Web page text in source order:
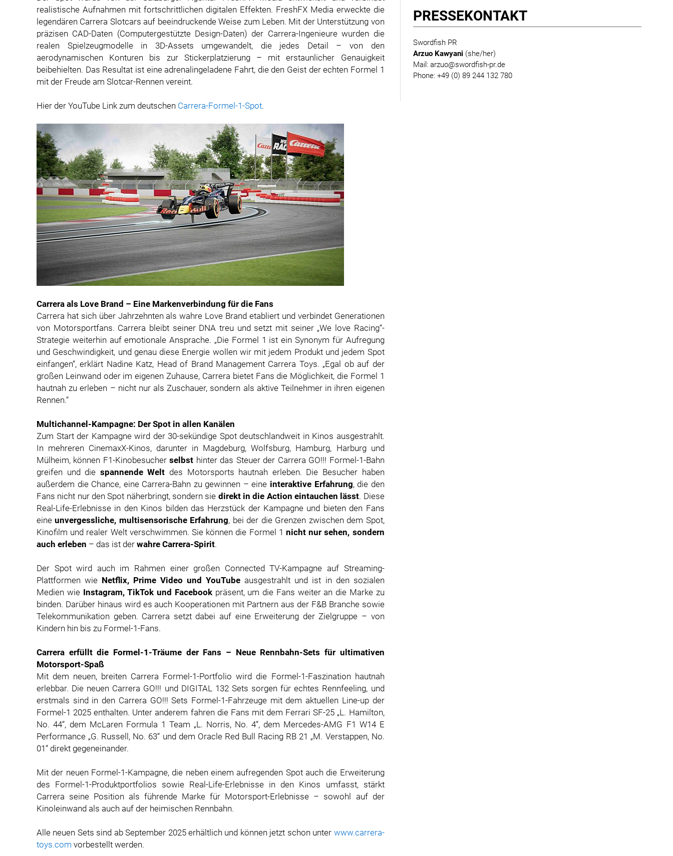
realistische Aufnahmen mit fortschrittlichen digitalen Effekten. FreshFX Media erweckte die
legendären Carrera Slotcars auf beeindruckende Weise zum Leben. Mit der Unterstützung von
präzisen CAD-Daten (Computergestützte Design-Daten) der Carrera-Ingenieure wurden die
realen Spielzeugmodelle in 3D-Assets umgewandelt, die jedes Detail – von den
aerodynamischen Konturen bis zur Stickerplatzierung – mit erstaunlicher Genauigkeit
beibehielten. Das Resultat ist eine adrenalingeladene Fahrt, die den Geist der echten Formel 1
mit der Freude am Slotcar-Rennen vereint.
Hier der YouTube Link zum deutschen Carrera-Formel-1-Spot.
Carrera als Love Brand – Eine Markenverbindung für die Fans
Carrera hat sich über Jahrzehnten als wahre Love Brand etabliert und verbindet Generationen
von Motorsportfans. Carrera bleibt seiner DNA treu und setzt mit seiner „We love Racing“-
Strategie weiterhin auf emotionale Ansprache. „Die Formel 1 ist ein Synonym für Aufregung
und Geschwindigkeit, und genau diese Energie wollen wir mit jedem Produkt und jedem Spot
einfangen“, erklärt Nadine Katz, Head of Brand Management Carrera Toys. „Egal ob auf der
großen Leinwand oder im eigenen Zuhause, Carrera bietet Fans die Möglichkeit, die Formel 1
hautnah zu erleben – nicht nur als Zuschauer, sondern als aktive Teilnehmer in ihren eigenen
Rennen.“
Multichannel-Kampagne: Der Spot in allen Kanälen
Zum Start der Kampagne wird der 30-sekündige Spot deutschlandweit in Kinos ausgestrahlt.
In mehreren CinemaxX-Kinos, darunter in Magdeburg, Wolfsburg, Hamburg, Harburg und
Mülheim, können F1-Kinobesucherselbst hinter das Steuer der Carrera GO!!! Formel-1-Bahn
greifen und die spannende Welt des Motorsports hautnah erleben. Die Besucher haben
außerdem die Chance, eine Carrera-Bahn zu gewinnen – eine interaktive Erfahrung, die den
Fans nicht nur den Spot näherbringt, sondern sie direkt in die Action eintauchen lässt. Diese
Real-Life-Erlebnisse in den Kinos bilden das Herzstück der Kampagne und bieten den Fans
eineunvergessliche, multisensorische Erfahrung, bei der die Grenzen zwischen dem Spot,
Kinofilm und realer Welt verschwimmen. Sie können die Formel 1nicht nur sehen, sondern
auch erleben – das ist der wahre Carrera-Spirit.
Der Spot wird auch im Rahmen einer großen Connected TV-Kampagne auf Streaming-
Plattformen wie Netflix, Prime Video und YouTube ausgestrahlt und ist in den sozialen
Medien wie Instagram, TikTok und Facebookpräsent, um die Fans weiter an die Marke zu
binden. Darüber hinaus wird es auch Kooperationen mit Partnern aus der F&B Branche sowie
Telekommunikation geben. Carrera setzt dabei auf eine Erweiterung der Zielgruppe – von
Kindern hin bis zu Formel-1-Fans.
Carrera erfüllt die Formel-1-Träume der Fans – Neue Rennbahn-Sets für ultimativen
Motorsport-Spaß
Mit dem neuen, breiten Carrera Formel-1-Portfolio wird die Formel-1-Faszination hautnah
erlebbar. Die neuen Carrera GO!!! und DIGITAL 132 Sets sorgen für echtes Rennfeeling, und
erstmals sind in den Carrera GO!!! Sets Formel-1-Fahrzeuge mit dem aktuellen Line-up der
Formel-1 2025 enthalten. Unter anderem fahren die Fans mit dem Ferrari SF-25 „L. Hamilton,
No. 44“, dem McLaren Formula 1 Team „L. Norris, No. 4“, dem Mercedes-AMG F1 W14 E
Performance „G. Russell, No. 63“ und dem Oracle Red Bull Racing RB 21 „M. Verstappen, No.
01“ direkt gegeneinander.
Mit der neuen Formel-1-Kampagne, die neben einem aufregenden Spot auch die Erweiterung
des Formel-1-Produktportfolios sowie Real-Life-Erlebnisse in den Kinos umfasst, stärkt
Carrera seine Position als führende Marke für Motorsport-Erlebnisse – sowohl auf der
Kinoleinwand als auch auf der heimischen Rennbahn.
Alle neuen Sets sind ab September 2025 erhältlich und können jetzt schon unter www.carrera-
toys.com vorbestellt werden.
PRESSE­KONTAKT
Swordfish PR
Arzuo Kawyani (she/her)
Mail: arzuo@swordfish-pr.de
Phone: +49 (0) 89 244 132 780